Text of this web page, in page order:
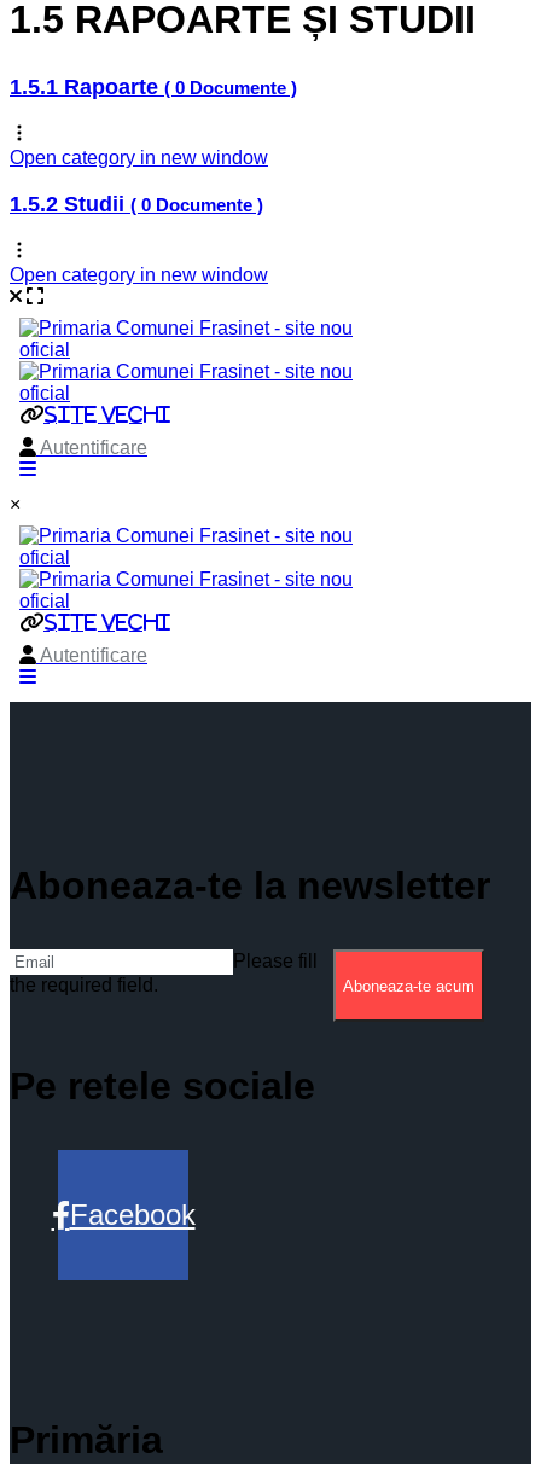
1.5 RAPOARTE ȘI STUDII
1.5.1 Rapoarte ( 0 Documente )
Open category in new window
1.5.2 Studii ( 0 Documente )
Open category in new window
×
Aboneaza-te la newsletter
Please fill
the required field.
Aboneaza-te acum
Pe retele sociale
Facebook
Primăria